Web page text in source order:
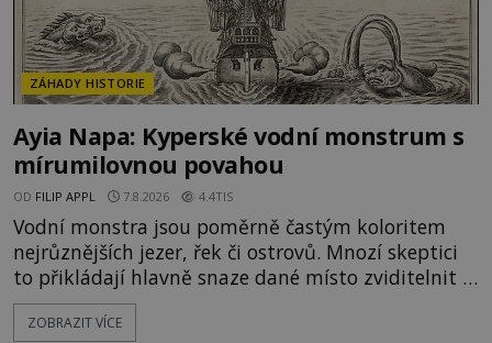
ZÁHADY HISTORIE
Ayia Napa: Kyperské vodní monstrum s
mírumilovnou povahou
OD FILIP APPL 7.8.2026 4.4TIS
Vodní monstra jsou poměrně častým koloritem
nejrůznějších jezer, řek či ostrovů. Mnozí skeptici
to přikládají hlavně snaze dané místo zviditelnit a
přitáhnout k němu pozornost záhadám
nakloněných turistů. Je to také případ kyperského
ZOBRAZIT VÍCE